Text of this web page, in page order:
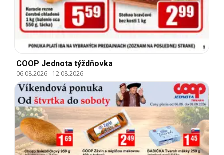
COOP Jednota týždňovka
06.08.2026- 12.08.2026